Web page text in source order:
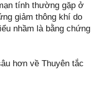
tính thường gặp ở
giảm thông khí do
nhầm là bằng chứng